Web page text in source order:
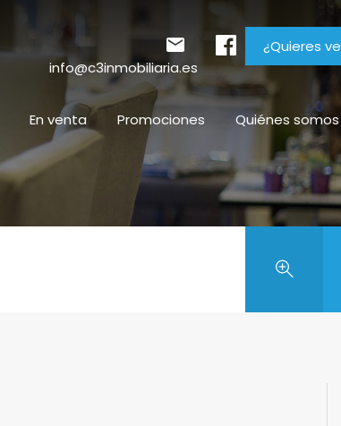
info@c3inmobiliaria.es
¿Quieres
En venta Promociones Quiénes somos